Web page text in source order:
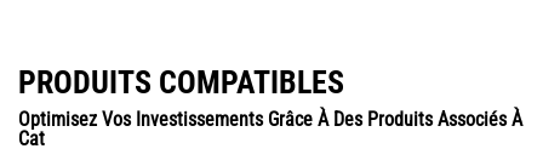
PRODUITS COMPATIBLES
Optimisez Vos Investissements Grâce À Des Produits Associés À
Cat